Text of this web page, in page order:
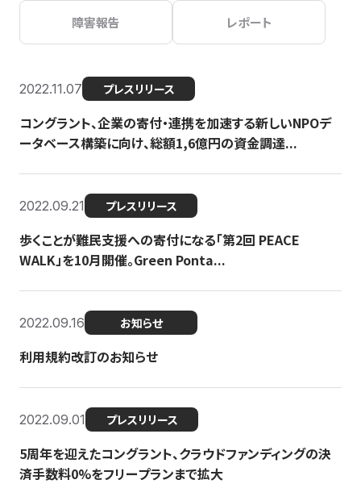
障害報告 レポート
2022.11.07 プレスリリース
コングラント、企業の寄付・連携を加速する新しいNPOデ
ータベース構築に向け、総額1,6億円の資金調達...
2022.09.21 プレスリリース
歩くことが難民支援への寄付になる「第2回 PEACE
WALK」を10月開催。Green Ponta...
2022.09.16 お知らせ
利用規約改訂のお知らせ
2022.09.01 プレスリリース
5周年を迎えたコングラント、クラウドファンディングの決
済手数料0%をフリープランまで拡大